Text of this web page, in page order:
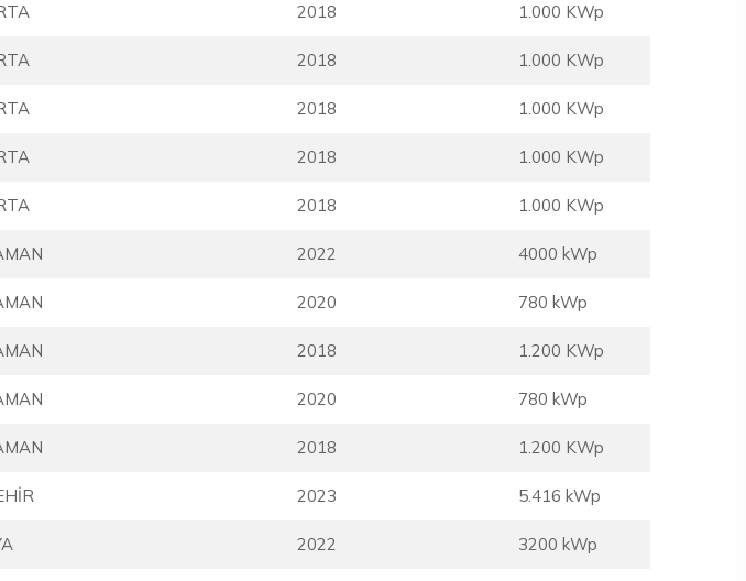
2018 1.000 KWp
2018 1.000 KWp
2018 1.000 KWp
2018 1.000 KWp
2018 1.000 KWp
2022 4000 kWp
2020 780 kWp
2018 1.200 KWp
2020 780 kWp
2018 1.200 KWp
2023 5.416 kWp
2022 3200 kWp